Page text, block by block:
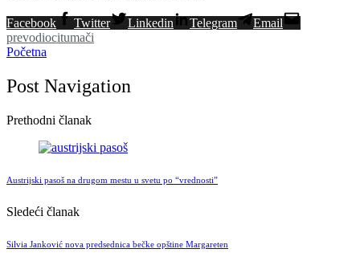
Facebook Twitter Linkedin Telegram
Email
prevodiocitumači
Početna
Post Navigation
Prethodni članak
Austrijski pasoš na drugom mestu u svetu po “vrednosti”
Sledeći članak
Silvia Janković nova predsednica bečke opštine Margareten